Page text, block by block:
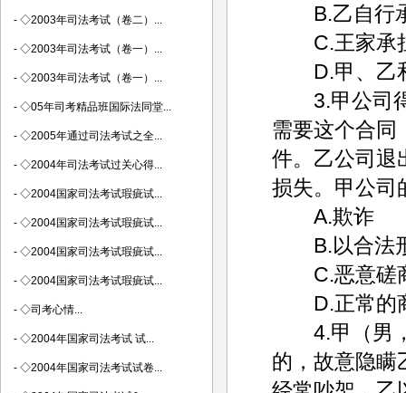
B.乙自行承
C.王家承
D.甲、乙和
3.甲公司得
需要这个合同
件。乙公司退
损失。甲公司
A.欺诈
B.以合法形
C.恶意磋
D.正常的
4.甲（男，
的，故意隐瞒
- ◇2003年司法考试（卷二）...
- ◇2003年司法考试（卷一）...
- ◇2003年司法考试（卷一）...
- ◇05年司考精品班国际法同堂...
- ◇2005年通过司法考试之全...
- ◇2004年司法考试过关心得...
- ◇2004国家司法考试瑕疵试...
- ◇2004国家司法考试瑕疵试...
- ◇2004国家司法考试瑕疵试...
- ◇2004国家司法考试瑕疵试...
- ◇司考心情...
- ◇2004年国家司法考试 试...
- ◇2004年国家司法考试试卷...